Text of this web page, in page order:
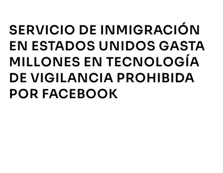
SERVICIO DE INMIGRACIÓN
EN ESTADOS UNIDOS GASTA
MILLONES EN TECNOLOGÍA
DE VIGILANCIA PROHIBIDA
POR FACEBOOK